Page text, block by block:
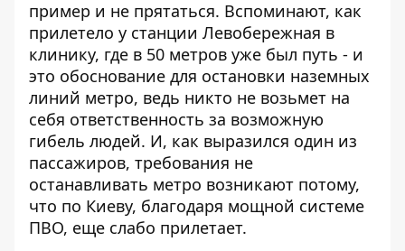
пример и не прятаться. Вспоминают, как
прилетело у станции Левобережная в
клинику, где в 50 метров уже был путь - и
это обоснование для остановки наземных
линий метро, ​​ведь никто не возьмет на
себя ответственность за возможную
гибель людей. И, как выразился один из
пассажиров, требования не
останавливать метро возникают потому,
что по Киеву, благодаря мощной системе
ПВО, еще слабо прилетает.